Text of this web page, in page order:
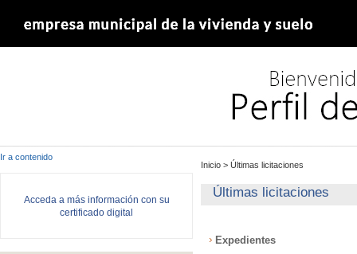
Ir a contenido
Acceda a más información con su
certificado digital
Inicio > Últimas licitaciones
Últimas licitaciones
Expedientes